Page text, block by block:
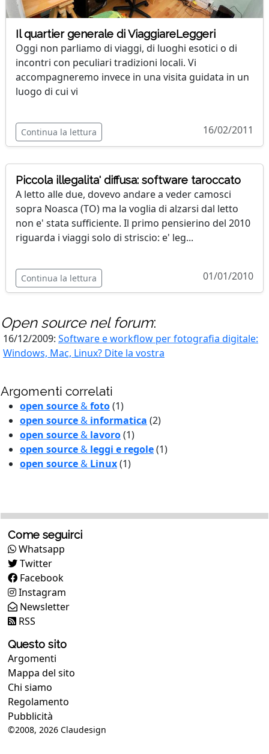
Il quartier generale di ViaggiareLeggeri
Oggi non parliamo di viaggi, di luoghi esotici o di
incontri con peculiari tradizioni locali. Vi
accompagneremo invece in una visita guidata in un
luogo di cui vi
Continua la lettura 16/02/2011
Piccola illegalita' diffusa: software taroccato
A letto alle due, dovevo andare a veder camosci
sopra Noasca (TO) ma la voglia di alzarsi dal letto
non e' stata sufficiente. Il primo pensierino del 2010
riguarda i viaggi solo di striscio: e' leg...
Continua la lettura 01/01/2010
Open sourcenel forum:
16/12/2009: Software e workflow per fotografia digitale:
Windows, Mac, Linux? Dite la vostra
Argomenti correlati
open source&foto(1)
open source& informatica (2)
open source& lavoro(1)
open source& leggi e regole(1)
open source& Linux(1)
Come seguirci
Whatsapp
Twitter
Facebook
Instagram
Newsletter
RSS
Questo sito
Argomenti
Mappa del sito
Chi siamo
Regolamento
Pubblicità
©2008, 2026 Claudesign